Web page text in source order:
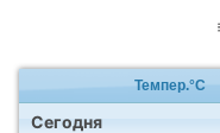
Темпер.°C
Сегодня